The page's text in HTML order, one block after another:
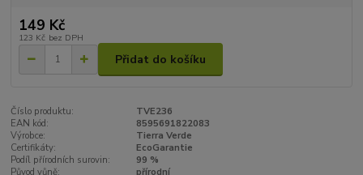
149 Kč
123 Kč bez DPH
Přidat do košíku
Číslo produktu:
TVE236
EAN kód:
8595691822083
Výrobce:
Tierra Verde
Certifikáty:
EcoGarantie
Podíl přírodních surovin:
99 %
Původ vůně:
přírodní